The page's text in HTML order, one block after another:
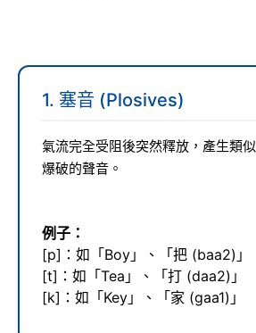
1. 塞音 (Plosives)
氣流完全受阻後突然釋放，產生類似
爆破的聲音。
例子：
[p]：如「Boy」、「把 (baa2)」
[t]：如「Tea」、「打 (daa2)」
[k]：如「Key」、「家 (gaa1)」